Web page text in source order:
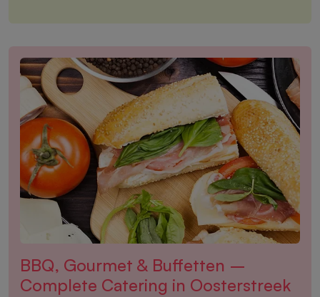
BBQ, Gourmet & Buffetten –
Complete Catering in Oosterstreek